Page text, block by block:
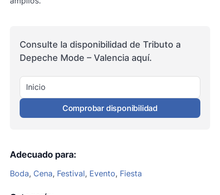
Consulte la disponibilidad de Tributo a
Depeche Mode – Valencia aquí.
Inicio
Comprobar disponibilidad
Adecuado para:
Boda, Cena, Festival, Evento, Fiesta